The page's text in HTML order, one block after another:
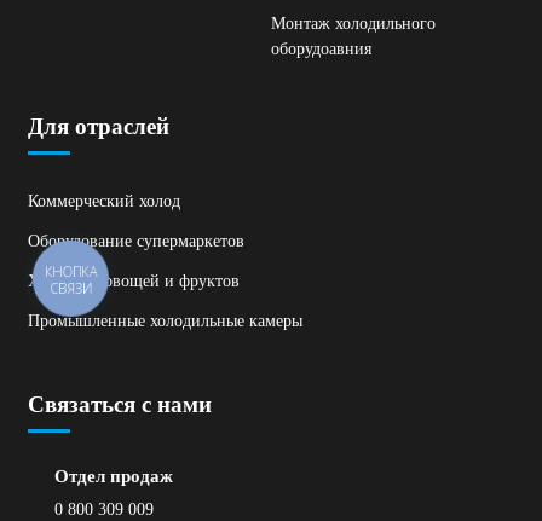
Монтаж холодильного
оборудоавния
Для отраслей
Коммерческий холод
Оборудование супермаркетов
Хранение овощей и фруктов
Промышленные холодильные камеры
Связаться с нами
Отдел продаж
0 800 309 009
КНОПКА
СВЯЗИ